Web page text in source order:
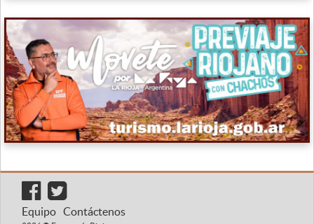
Equipo Contáctenos